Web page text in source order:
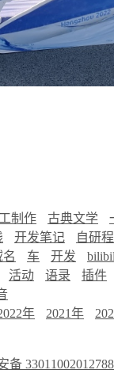
制作 古典文学
开发笔记
自研
名 车 开发
活动 语录
插件
年 2021年
备